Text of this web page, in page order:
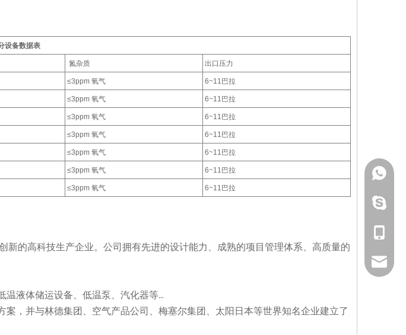
设备数据表
氮杂质 出口压力
≤3ppm 氧气 6~11巴拉
≤3ppm 氧气 6~11巴拉
≤3ppm 氧气 6~11巴拉
≤3ppm 氧气 6~11巴拉
≤3ppm 氧气 6~11巴拉
≤3ppm 氧气 6~11巴拉
≤3ppm 氧气 6~11巴拉
的高科技生产企业。公司拥有先进的设计能力、成熟的项目管理体系、高质量的
液体储运设备、低温泵、汽化器等...
，并与林德集团、空气产品公司、梅塞尔集团、太阳日本等世界知名企业建立了
+ 86-